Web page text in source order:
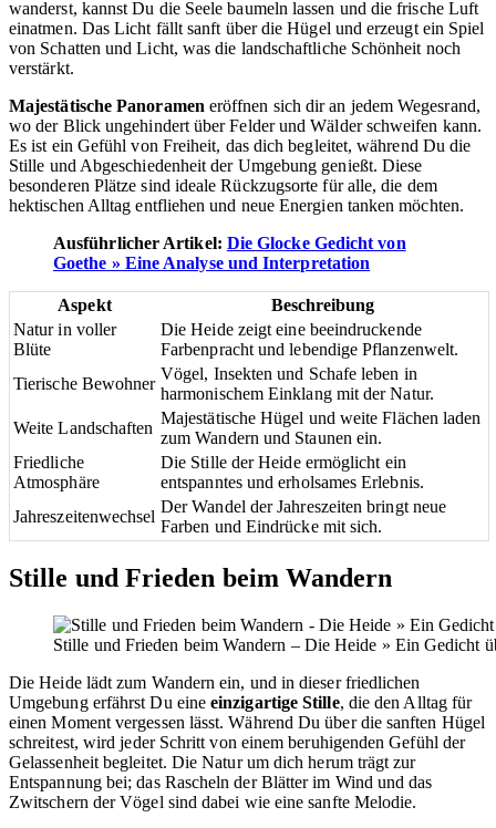
wanderst, kannst Du die Seele baumeln lassen und die frische Luft
einatmen. Das Licht fällt sanft über die Hügel und erzeugt ein Spiel
von Schatten und Licht, was die landschaftliche Schönheit noch
verstärkt.
Majestätische Panoramen eröffnen sich dir an jedem Wegesrand,
wo der Blick ungehindert über Felder und Wälder schweifen kann.
Es ist ein Gefühl von Freiheit, das dich begleitet, während Du die
Stille und Abgeschiedenheit der Umgebung genießt. Diese
besonderen Plätze sind ideale Rückzugsorte für alle, die dem
hektischen Alltag entfliehen und neue Energien tanken möchten.
Ausführlicher Artikel: Die Glocke Gedicht von
Goethe » Eine Analyse und Interpretation
Aspekt
Beschreibung
Natur in voller
Blüte
Die Heide zeigt eine beeindruckende
Farbenpracht und lebendige Pflanzenwelt.
Tierische Bewohner
Vögel, Insekten und Schafe leben in
harmonischem Einklang mit der Natur.
Weite Landschaften
Majestätische Hügel und weite Flächen laden
zum Wandern und Staunen ein.
Friedliche
Atmosphäre
Die Stille der Heide ermöglicht ein
entspanntes und erholsames Erlebnis.
Jahreszeitenwechsel
Der Wandel der Jahreszeiten bringt neue
Farben und Eindrücke mit sich.
Stille und Frieden beim Wandern
Stille und Frieden beim Wandern – Die Heide » Ein Gedicht
Die Heide lädt zum Wandern ein, und in dieser friedlichen
Umgebung erfährst Du eineeinzigartige Stille, die den Alltag für
einen Moment vergessen lässt. Während Du über die sanften Hügel
schreitest, wird jeder Schritt von einem beruhigenden Gefühl der
Gelassenheit begleitet. Die Natur um dich herum trägt zur
Entspannung bei; das Rascheln der Blätter im Wind und das
Zwitschern der Vögel sind dabei wie eine sanfte Melodie.